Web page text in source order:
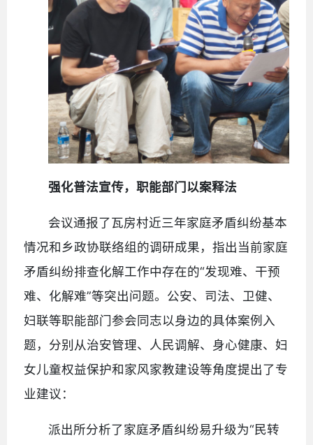
强化普法宣传，职能部门以案释法
会议通报了瓦房村近三年家庭矛盾纠纷基本
情况和乡政协联络组的调研成果，指出当前家庭
矛盾纠纷排查化解工作中存在的“发现难、干预
难、化解难”等突出问题。公安、司法、卫健、
妇联等职能部门参会同志以身边的具体案例入
题，分别从治安管理、人民调解、身心健康、妇
女儿童权益保护和家风家教建设等角度提出了专
业建议：
派出所分析了家庭矛盾纠纷易升级为“民转